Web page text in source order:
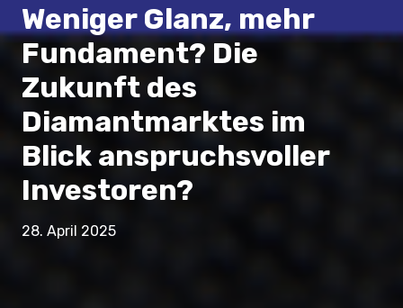
Weniger Glanz, mehr
Fundament? Die
Zukunft des
Diamantmarktes im
Blick anspruchsvoller
Investoren?
28. April 2025